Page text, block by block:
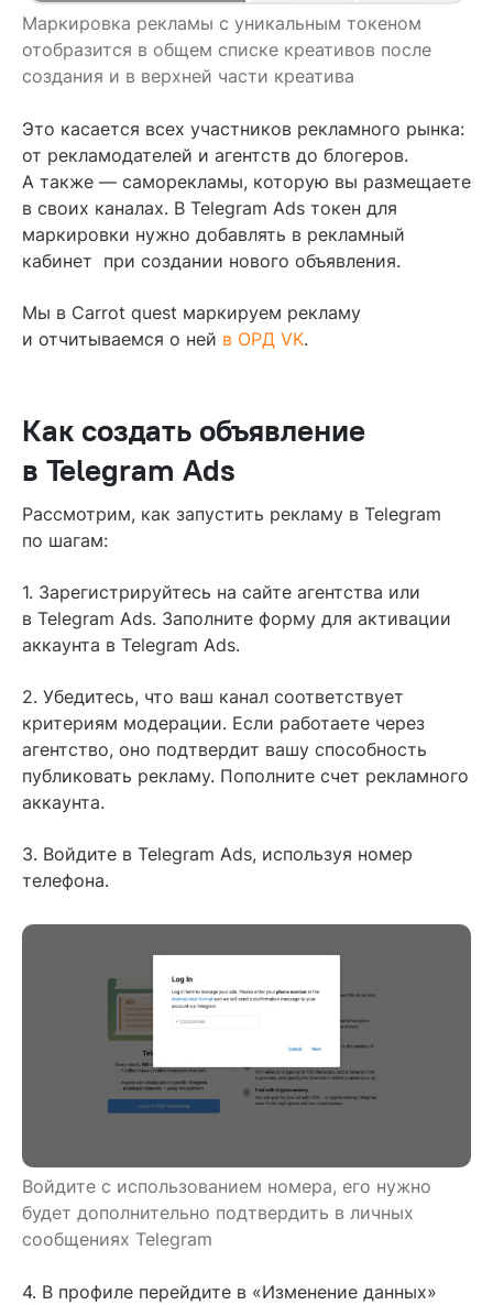
Маркировка рекламы с уникальным токеном
отобразится в общем списке креативов после
создания и в верхней части креатива
Это касается всех участников рекламного рынка:
от рекламодателей и агентств до блогеров.
А также — саморекламы, которую вы размещаете
в своих каналах. В Telegram Ads токен для
маркировки нужно добавлять в рекламный
кабинет при создании нового объявления.
Мы в Carrot quest маркируем рекламу
и отчитываемся о ней в ОРД VK.
Как создать объявление
в Telegram Ads
Рассмотрим, как запустить рекламу в Telegram
по шагам:
1. Зарегистрируйтесь на сайте агентства или
в Telegram Ads. Заполните форму для активации
аккаунта в Telegram Ads.
2. Убедитесь, что ваш канал соответствует
критериям модерации. Если работаете через
агентство, оно подтвердит вашу способность
публиковать рекламу. Пополните счет рекламного
аккаунта.
3. Войдите в Telegram Ads, используя номер
телефона.
Войдите с использованием номера, его нужно
будет дополнительно подтвердить в личных
сообщениях Telegram
4. В профиле перейдите в «Изменение данных»